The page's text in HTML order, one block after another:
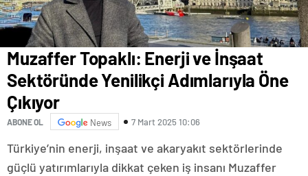
Muzaffer Topaklı: Enerji ve İnşaat
Sektöründe Yenilikçi Adımlarıyla Öne
Çıkıyor
ABONE OL News 7 Mart 2025 10:06
Türkiye’nin enerji, inşaat ve akaryakıt sektörlerinde
güçlü yatırımlarıyla dikkat çeken iş insanı Muzaffer